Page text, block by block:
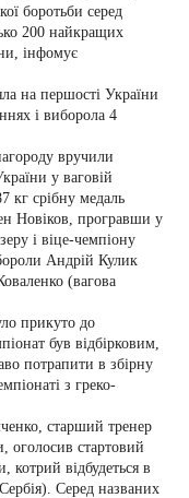
боротьби серед
200 найкращих
інфомує
на першості України
і виборола 4
вручили
у ваговій
кг срібну медаль
Новіков, програвши у
і віце-чемпіону
Андрій Кулик
(вагова
прикуто до
був відбірковим,
потрапити в збірну
з греко-
старший тренер
оголосив стартовий
відбудеться в
Серед названих